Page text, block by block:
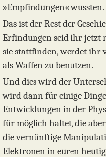
»Empfindungen« wussten.
Das ist der Rest der
Erfindungen seid ihr jetzt
sie stattfinden, werdet ihr
als Waffen zu benutzen.
Und dies wird der
wird dann für einige
Entwicklungen in der
für möglich haltet, die
die vernünftige
Elektronen in euren